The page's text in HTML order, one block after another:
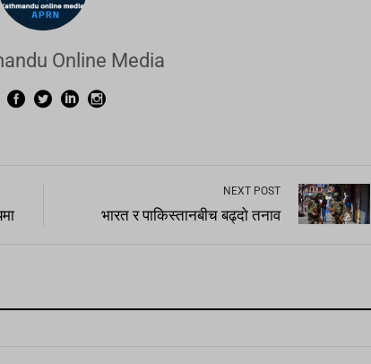
Online Media
NEXT POST
भारत र पाकिस्तानबीच बढ्दो तनाव